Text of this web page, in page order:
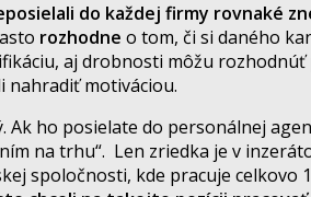
do každej firmy rovnaké
rozhodne o tom, či si daného
aj drobnosti môžu rozhodnúť
nahradiť motiváciou.
ho posielate do personálnej
na trhu“. Len zriedka je v
spoločnosti, kde pracuje celkovo